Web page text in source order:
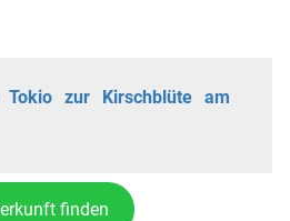
Tokio zur Kirschblüte am
finden